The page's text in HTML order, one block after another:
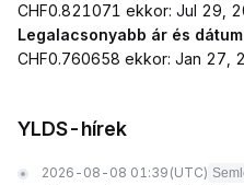
CHF0.821071 ekkor: Jul 29,
Legalacsonyabb ár és dátum
CHF0.760658 ekkor: Jan 27,
YLDS-hírek
2026-08-08 01:39 (UTC)